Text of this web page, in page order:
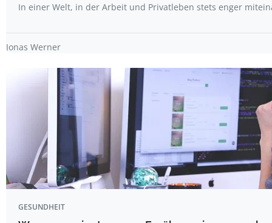
In einer Welt, in der Arbeit und Privatleben stets enger
Jonas Werner
GESUNDHEIT